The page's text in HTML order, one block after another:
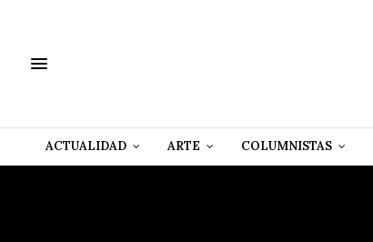
ACTUALIDAD ARTE COLUMNISTAS